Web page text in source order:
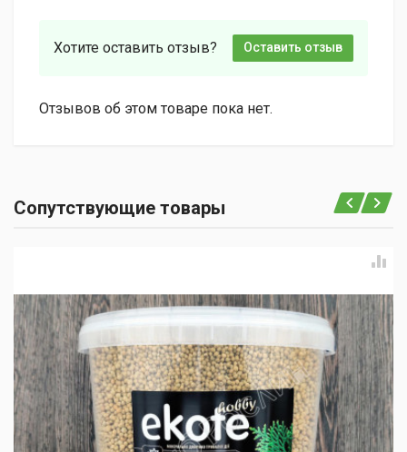
Хотите оставить отзыв? Оставить отзыв
Отзывов об этом товаре пока нет.
Сопутствующие товары